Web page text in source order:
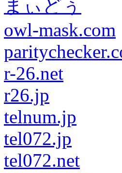
まぃどぅ
owl-mask.com
r-26.net
r26.jp
telnum.jp
tel072.jp
tel072.net